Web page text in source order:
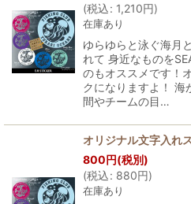
(税込: 1,210円)
在庫あり
ゆらゆらと泳ぐ海月
れて 身近なものを
のもオススメです！
クになりますよ！ 海
間やチームの目…
オリジナル文字入れ
800円(税別)
(税込: 880円)
在庫あり